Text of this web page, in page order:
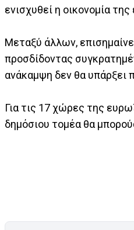
ενισχυθεί η οικονομία
Μεταξύ άλλων,
προσδίδοντας
ανάκαμψη δεν θα υπάρξει
Για τις 17 χώρες της
δημόσιου τομέα θα